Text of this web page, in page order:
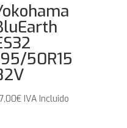
50R15
€ IVA Incluido